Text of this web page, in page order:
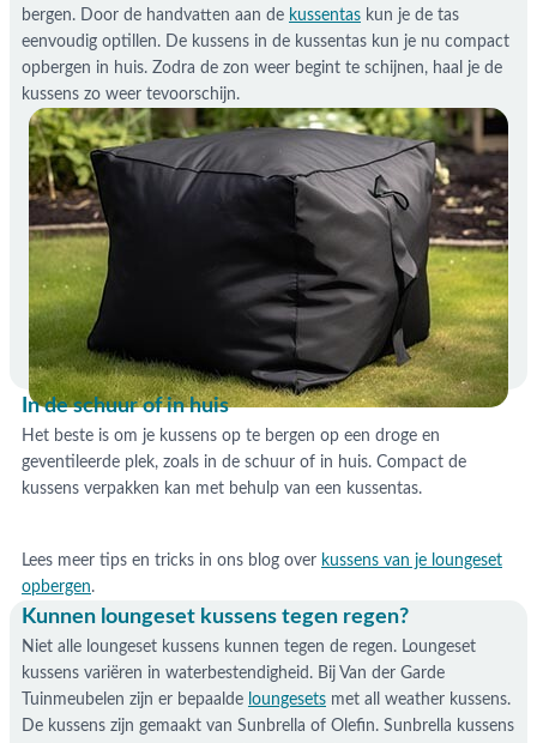
bergen. Door de handvatten aan de kussentas kun je de tas
eenvoudig optillen. De kussens in de kussentas kun je nu compact
opbergen in huis. Zodra de zon weer begint te schijnen, haal je de
kussens zo weer tevoorschijn.
In de schuur of in huis
Het beste is om je kussens op te bergen op een droge en
geventileerde plek, zoals in de schuur of in huis. Compact de
kussens verpakken kan met behulp van een kussentas.
Lees meer tips en tricks in ons blog over kussens van je loungeset
opbergen.
Kunnen loungeset kussens tegen regen?
Niet alle loungeset kussens kunnen tegen de regen. Loungeset
kussens variëren in waterbestendigheid. Bij Van der Garde
Tuinmeubelen zijn er bepaalde loungesets met all weather kussens.
De kussens zijn gemaakt van Sunbrella of Olefin. Sunbrella kussens